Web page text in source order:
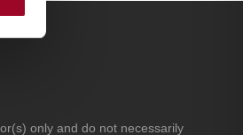
only and do not necessarily